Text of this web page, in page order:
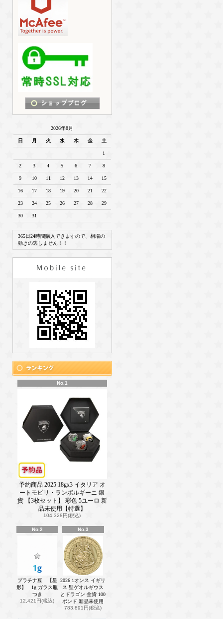
2026年8月
日 月 火 水 木 金 土
1
2 3 4 5 6 7 8
9 10 11 12 13 14 15
16 17 18 19 20 21 22
23 24 25 26 27 28 29
30 31
365日24時間購入できますので、相場の
動きの逃しません！！
No.1
予約商品 2025 18gx3 イタリア オ
ートモビリ・ランボルギーニ 銀
貨 【3枚セット】 彩色 5ユーロ 新
品未使用【特選】
104,328円(税込)
No.2
プラチナ豆 【星
形】 1g ガラス瓶
つき
12,421円(税込)
No.3
2026 1オンス イギリ
ス 聖ゲオルギウス
とドラゴン 金貨 100
ポンド 新品未使用
783,891円(税込)